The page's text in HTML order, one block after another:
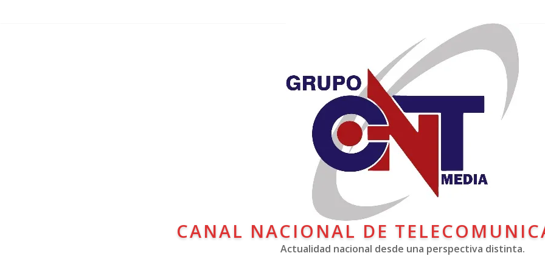
CANAL NACIONAL DE
Actualidad nacional desde una perspectiva distinta.